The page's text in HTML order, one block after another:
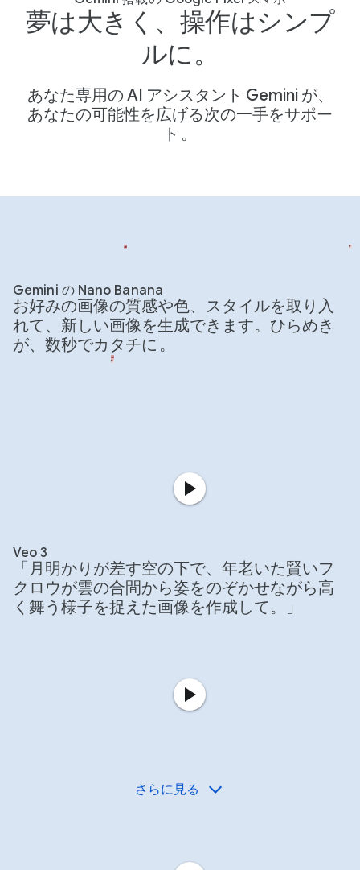
夢は大きく、操作はシンプ
ルに。
あなた専用の AI アシスタント Gemini が、
あなたの可能性を広げる次の一手をサポー
ト 。
Gemini の Nano Banana
お好みの画像の質感や色、スタイルを取り入
れて、新しい画像を生成できます。ひらめき
が、数秒でカタチに 。
Veo 3
「月明かりが差す空の下で、年老いた賢いフ
クロウが雲の合間から姿をのぞかせながら高
く舞う様子を捉えた画像を作成して。」
さらに見る